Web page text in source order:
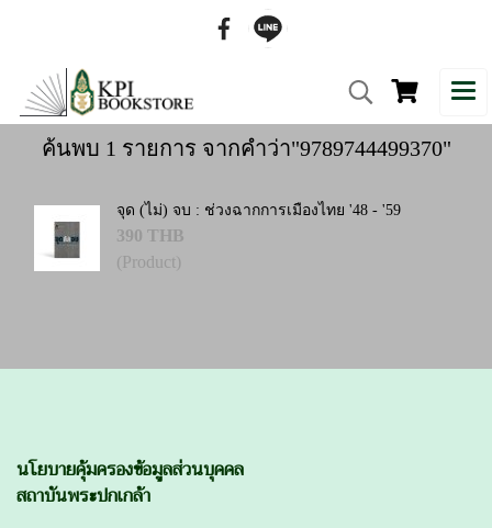
ค้นพบ 1 รายการ จากคำว่า"9789744499370"
จุด (ไม่) จบ : ช่วงฉากการเมืองไทย '48 - '59
390 THB
(Product)
นโยบายคุ้มครองข้อมูลส่วนบุคคล
สถาบันพระปกเกล้า